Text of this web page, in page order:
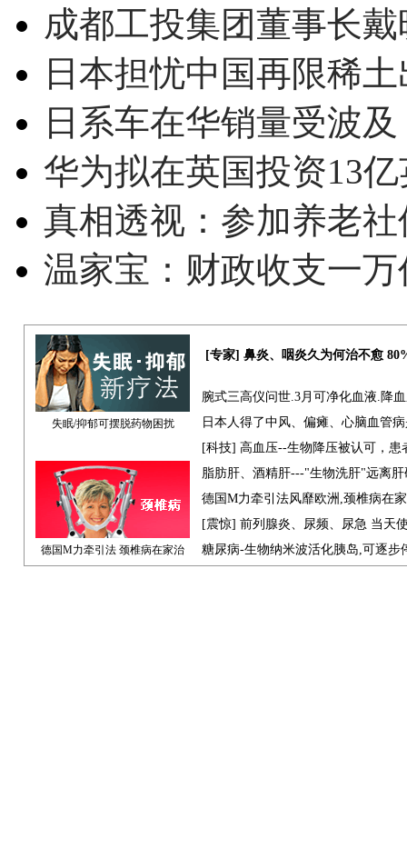
成都工投集团董事长
日本担忧中国再限稀
日系车在华销量受波
华为拟在英国投资13
真相透视：参加养老
温家宝：财政收支一
失眠/抑郁可摆脱药物困扰
[专家] 鼻炎、咽炎久为何治不愈
腕式三高仪问世.3月可净化血液.降
日本人得了中风、偏瘫、心脑血管
[科技] 高血压--生物降压被认可，患
德国M力牵引法 颈椎病在家治
脂肪肝、酒精肝---"生物洗肝"远离肝
德国M力牵引法风靡欧洲,颈椎病在
[震惊] 前列腺炎、尿频、尿急 当天
糖尿病-生物纳米波活化胰岛,可逐步